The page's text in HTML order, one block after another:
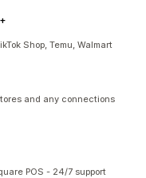
Shop, Temu, Walmart
and any connections
POS - 24/7 support